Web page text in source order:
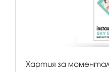
Хартия за